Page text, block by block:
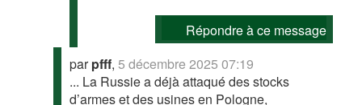
Répondre à ce message
parpfff,5 décembre 2025 07:19
... La Russie a déjà attaqué des stocks
d’armes et des usines en Pologne,